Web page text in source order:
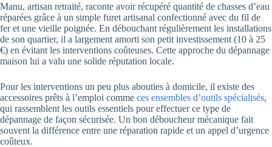
Manu, artisan retraité, raconte avoir récupéré quantité de chasses d’eau
réparées grâce à un simple furet artisanal confectionné avec du fil de
fer et une vieille poignée. En débouchant régulièrement les installations
de son quartier, il a largement amorti son petit investissement (10 à 25
€) en évitant les interventions coûteuses. Cette approche du dépannage
maison lui a valu une solide réputation locale.
Pour les interventions un peu plus abouties à domicile, il existe des
accessoires prêts à l’emploi comme ces ensembles d’outils spécialisés,
qui rassemblent les outils essentiels pour effectuer ce type de
dépannage de façon sécurisée. Un bon déboucheur mécanique fait
souvent la différence entre une réparation rapide et un appel d’urgence
coûteux.